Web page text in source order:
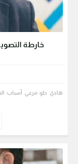
خارطة
هادي جلو مرعي أسباب